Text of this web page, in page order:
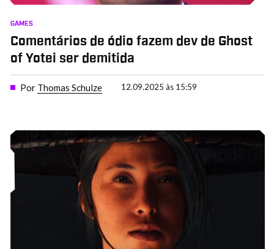
GAMES
Comentários de ódio fazem dev de Ghost
of Yotei ser demitida
Por Thomas Schulze 12.09.2025 às 15:59